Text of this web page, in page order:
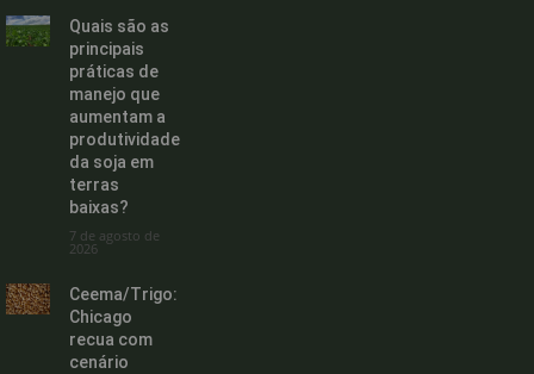
Quais são as
principais
práticas de
manejo que
aumentam a
produtividade
da soja em
terras
baixas?
7 de agosto de
2026
Ceema/Trigo:
Chicago
recua com
cenário